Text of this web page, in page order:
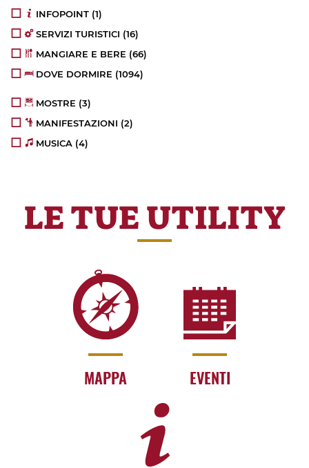
INFOPOINT (1)
SERVIZI TURISTICI (16)
MANGIARE E BERE (66)
DOVE DORMIRE (1094)
MOSTRE (3)
MANIFESTAZIONI (2)
MUSICA (4)
LE TUE UTILITY
MAPPA EVENTI